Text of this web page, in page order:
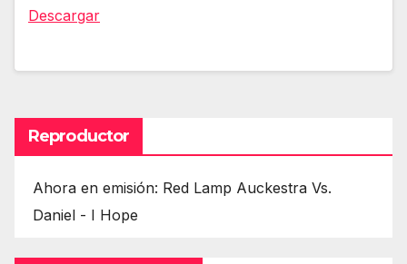
Descargar
Reproductor
Ahora en emisión: Red Lamp Auckestra Vs.
Daniel - I Hope